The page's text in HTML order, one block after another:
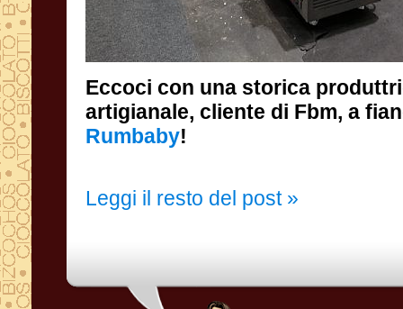
Eccoci con una storica
artigianale, cliente di Fbm, a
Rumbaby!
Leggi il resto del post »